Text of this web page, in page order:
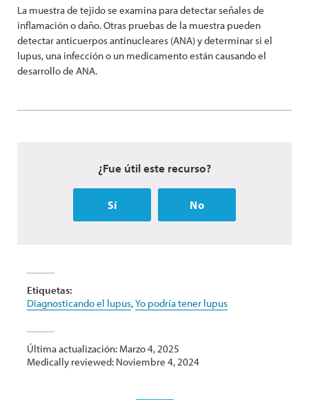
La muestra de tejido se examina para detectar señales de
inflamación o daño. Otras pruebas de la muestra pueden
detectar anticuerpos antinucleares (ANA) y determinar si el
lupus, una infección o un medicamento están causando el
desarrollo de ANA.
¿Fue útil este recurso?
Sí No
Etiquetas:
Diagnosticando el lupus,Yo podría tener lupus
Última actualización: Marzo 4, 2025
Medically reviewed: Noviembre 4, 2024